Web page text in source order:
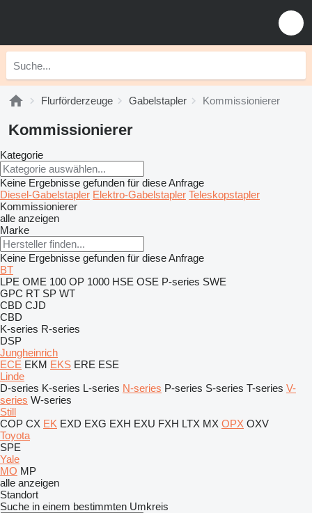
Flurförderzeuge Gabelstapler Kommissionierer
Kommissionierer
Kategorie
Keine Ergebnisse gefunden für diese Anfrage
Diesel-Gabelstapler Elektro-Gabelstapler Teleskopstapler
Kommissionierer
alle anzeigen
Marke
Keine Ergebnisse gefunden für diese Anfrage
BT
LPE OME 100 OP 1000 HSE OSE P-series SWE
GPC RT SP WT
CBD CJD
CBD
K-series R-series
DSP
Jungheinrich
ECE EKM EKS ERE ESE
Linde
D-series K-series L-series N-series P-series S-series T-series V-
series W-series
Still
COP CX EK EXD EXG EXH EXU FXH LTX MX OPX OXV
Toyota
SPE
Yale
MO MP
alle anzeigen
Standort
Suche in einem bestimmten Umkreis